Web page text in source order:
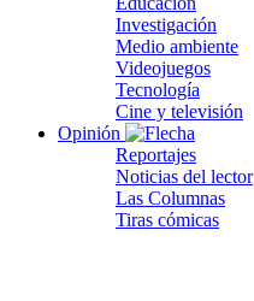
Investigación
Medio ambiente
Videojuegos
Tecnología
Cine y televisión
Opinión
Reportajes
Noticias del lector
Las Columnas
Tiras cómicas